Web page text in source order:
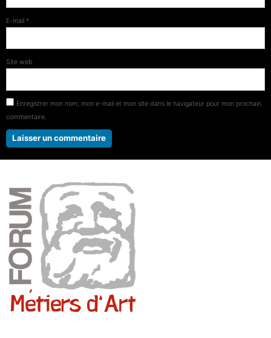
E-mail *
Site web
Enregistrer mon nom, mon e-mail et mon site dans le navigateur pour mon prochain
commentaire.